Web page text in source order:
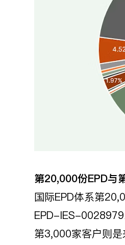
第20,000份EPD与
国际EPD体系第
EPD-IES-0028979
第3,000家客户则